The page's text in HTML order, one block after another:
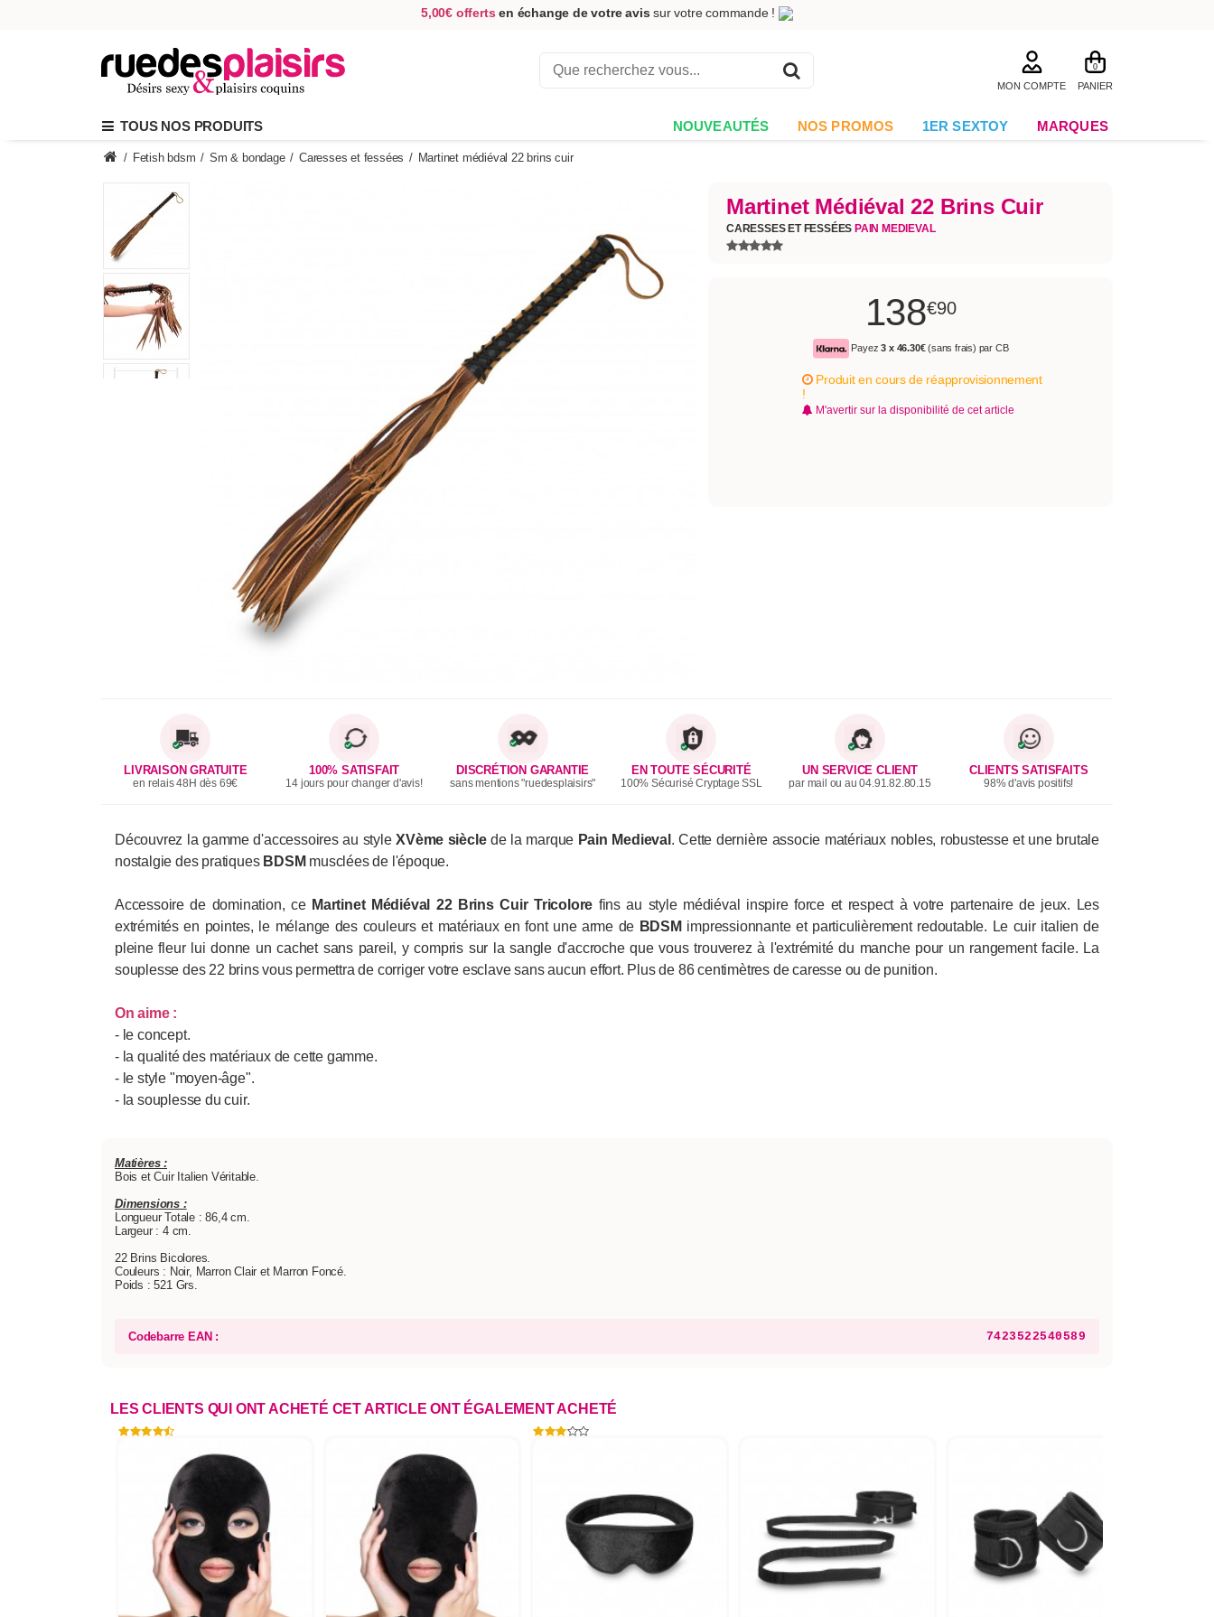
5,00€ offerts en échange de votre avis sur votre commande !
MON COMPTE
0
PANIER
TOUS NOS PRODUITS NOUVEAUTÉS NOS PROMOS 1ER SEXTOY MARQUES
/ Fetish bdsm / Sm & bondage / Caresses et fessées / Martinet médiéval 22 brins cuir
Martinet Médiéval 22 Brins Cuir
CARESSES ET FESSÉESPAIN MEDIEVAL
138€90
Payez3 x 46.30€(sans frais) par CB
Produit en cours de réapprovisionnement
!
M'avertir sur la disponibilité de cet article
LIVRAISON GRATUITE
en relais 48H dès 69€
100% SATISFAIT
14 jours pour changer d'avis!
DISCRÉTION GARANTIE
sans mentions "ruedesplaisirs"
EN TOUTE SÉCURITÉ
100% Sécurisé Cryptage SSL
UN SERVICE CLIENT
par mail ou au 04.91.82.80.15
CLIENTS SATISFAITS
98% d'avis positifs!
Découvrez la gamme d'accessoires au styleXVème sièclede la marque Pain Medieval . Cette dernière associe matériaux nobles, robustesse et une brutale
nostalgie des pratiques BDSM musclées de l'époque.
Accessoire de domination, ce Martinet Médiéval 22 Brins Cuir Tricolore fins au style médiéval inspire force et respect à votre partenaire de jeux. Les
extrémités en pointes, le mélange des couleurs et matériaux en font une arme de BDSM impressionnante et particulièrement redoutable. Le cuir italien de
pleine fleur lui donne un cachet sans pareil, y compris sur la sangle d'accroche que vous trouverez à l'extrémité du manche pour un rangement facile. La
souplesse des 22 brins vous permettra de corriger votre esclave sans aucun effort. Plus de 86 centimètres de caresse ou de punition.
On aime :
- le concept.
- la qualité des matériaux de cette gamme.
- le style "moyen-âge".
- la souplesse du cuir.
Matières :
Bois et Cuir Italien Véritable.
Dimensions :
Longueur Totale : 86,4 cm.
Largeur : 4 cm.
22 Brins Bicolores.
Couleurs : Noir, Marron Clair et Marron Foncé.
Poids : 521 Grs.
Codebarre EAN : 7423522540589
LES CLIENTS QUI ONT ACHETÉ CET ARTICLE ONT ÉGALEMENT ACHETÉ